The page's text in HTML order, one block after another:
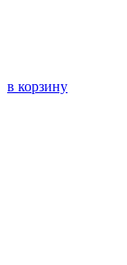
в корзину